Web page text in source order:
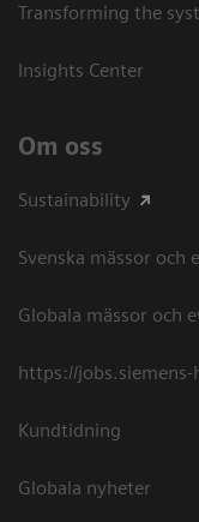
Transforming the
Insights Center
Om oss
Sustainability
Svenska mässor och
Globala mässor och
https://jobs.siemens-
Kundtidning
Globala nyheter